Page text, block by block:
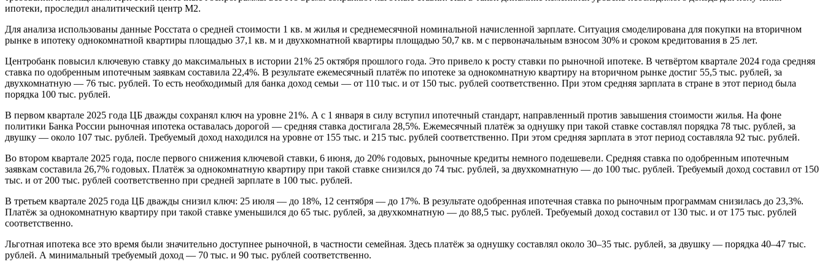
ипотеки, проследил аналитический центр М2.
Для анализа использованы данные Росстата о средней стоимости 1 кв. м жилья и среднемесячной номинальной начисленной зарплате. Ситуация смоделирована для покупки на вторичном
рынке в ипотеку однокомнатной квартиры площадью 37,1 кв. м и двухкомнатной квартиры площадью 50,7 кв. м с первоначальным взносом 30% и сроком кредитования в 25 лет.
Центробанк повысил ключевую ставку до максимальных в истории 21% 25 октября прошлого года. Это привело к росту ставки по рыночной ипотеке. В четвёртом квартале 2024 года средняя
ставка по одобренным ипотечным заявкам составила 22,4%. В результате ежемесячный платёж по ипотеке за однокомнатную квартиру на вторичном рынке достиг 55,5 тыс. рублей, за
двухкомнатную — 76 тыс. рублей. То есть необходимый для банка доход семьи — от 110 тыс. и от 150 тыс. рублей соответственно. При этом средняя зарплата в стране в этот период была
порядка 100 тыс. рублей.
В первом квартале 2025 года ЦБ дважды сохранял ключ на уровне 21%. А с 1 января в силу вступил ипотечный стандарт, направленный против завышения стоимости жилья. На фоне
политики Банка России рыночная ипотека оставалась дорогой — средняя ставка достигала 28,5%. Ежемесячный платёж за однушку при такой ставке составлял порядка 78 тыс. рублей, за
двушку — около 107 тыс. рублей. Требуемый доход находился на уровне от 155 тыс. и 215 тыс. рублей соответственно. При этом средняя зарплата в этот период составляла 92 тыс. рублей.
Во втором квартале 2025 года, после первого снижения ключевой ставки, 6 июня, до 20% годовых, рыночные кредиты немного подешевели. Средняя ставка по одобренным ипотечным
заявкам составила 26,7% годовых. Платёж за однокомнатную квартиру при такой ставке снизился до 74 тыс. рублей, за двухкомнатную — до 100 тыс. рублей. Требуемый доход составил от 150
тыс. и от 200 тыс. рублей соответственно при средней зарплате в 100 тыс. рублей.
В третьем квартале 2025 года ЦБ дважды снизил ключ: 25 июля — до 18%, 12 сентября — до 17%. В результате одобренная ипотечная ставка по рыночным программам снизилась до 23,3%.
Платёж за однокомнатную квартиру при такой ставке уменьшился до 65 тыс. рублей, за двухкомнатную — до 88,5 тыс. рублей. Требуемый доход составил от 130 тыс. и от 175 тыс. рублей
соответственно.
Льготная ипотека все это время были значительно доступнее рыночной, в частности семейная. Здесь платёж за однушку составлял около 30–35 тыс. рублей, за двушку — порядка 40–47 тыс.
рублей. А минимальный требуемый доход — 70 тыс. и 90 тыс. рублей соответственно.